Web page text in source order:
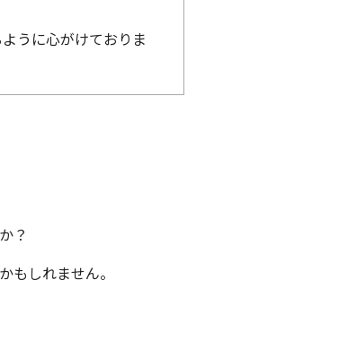
うに心がけておりま
？
もしれません。